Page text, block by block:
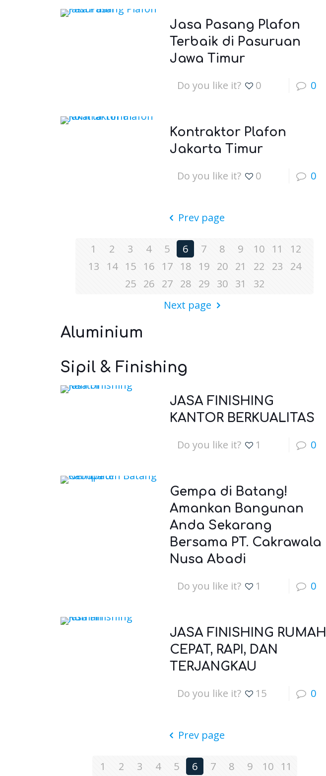
Jasa Pasang Plafon
Terbaik di Pasuruan
Jawa Timur
Do you like it? 0 0
Kontraktor Plafon
Jakarta Timur
Do you like it? 0 0
Prev page
1 2 3 4 5 6 7 8 9 10 11
12
13
14 15 16 17 18 19 20 21 22 23
24
25
26 27 28 29 30 31
32
Next page
Aluminium
Sipil & Finishing
JASA FINISHING
KANTOR BERKUALITAS
Do you like it? 1 0
Gempa di Batang!
Amankan Bangunan
Anda Sekarang
Bersama PT. Cakrawala
Nusa Abadi
Do you like it? 1 0
JASA FINISHING RUMAH
CEPAT, RAPI, DAN
TERJANGKAU
Do you like it? 15 0
Prev page
1 2 3 4 5 6 7 8 9 10 11